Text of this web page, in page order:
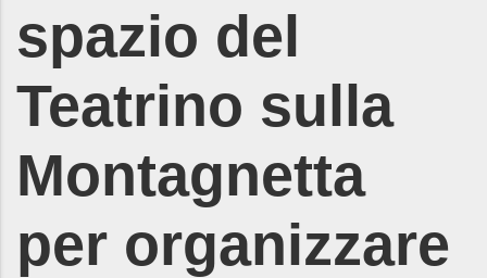
spazio del
Teatrino sulla
Montagnetta
per organizzare